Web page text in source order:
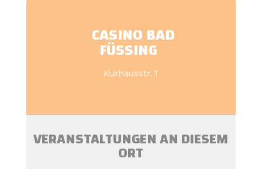
CASINO BAD
FÜSSING
Kurhausstr. 1
VERANSTALTUNGEN AN DIESEM
ORT